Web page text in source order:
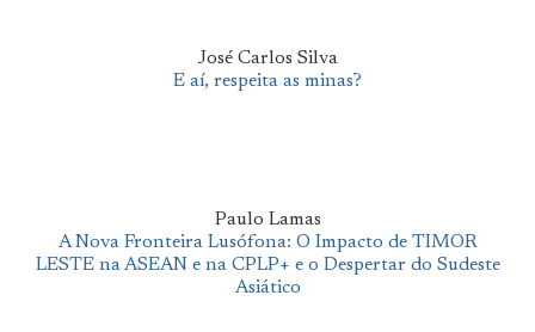
José Carlos Silva
E aí, respeita as minas?
Paulo Lamas
A Nova Fronteira Lusófona: O Impacto de TIMOR
LESTE na ASEAN e na CPLP+ e o Despertar do Sudeste
Asiático